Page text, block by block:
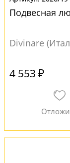
Подвесная
Divinare
4 553 ₽